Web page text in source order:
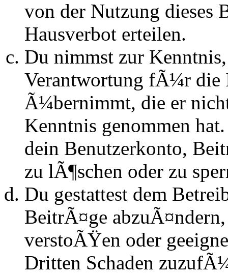
von der Nutzung dieses
Hausverbot erteilen.
Du nimmst zur
Verantwortung fÃ¼r die
Ã¼bernimmt, die er
Kenntnis genommen
dein Benutzerkonto,
zu lÃ¶schen oder zu
Du gestattest dem
BeitrÃ¤ge
verstoÃŸen oder
Dritten Schaden